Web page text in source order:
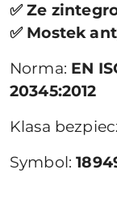
✅ Ze
✅ Mostek
Norma: EN
20345:2012
Klasa
Symbol: